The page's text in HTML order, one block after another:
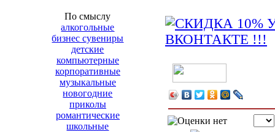
По смыслу
алкогольные
бизнес сувениры
детские
компьютерные
корпоративные
музыкальные
новогодние
приколы
романтические
школьные